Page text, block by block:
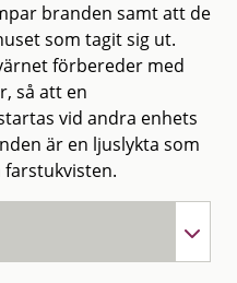
branden samt att de
som tagit sig ut.
förbereder med
så att en
vid andra enhets
är en ljuslykta som